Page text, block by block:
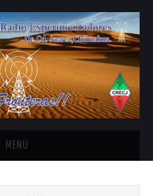
MENU